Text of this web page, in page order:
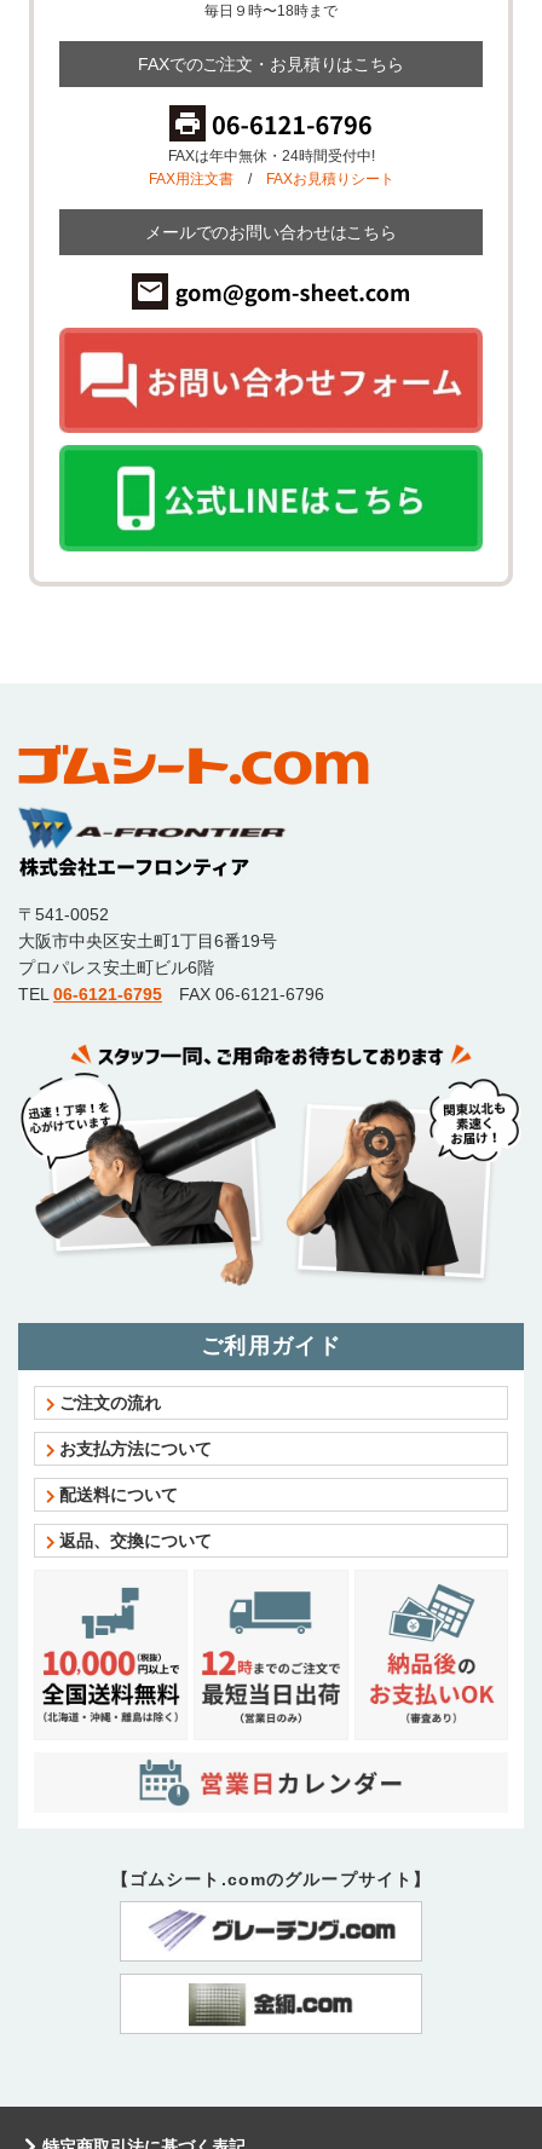
毎日９時〜18時まで
FAXでのご注文・お見積りはこちら
FAXは年中無休・24時間受付中!
FAX用注文書/ FAXお見積りシート
メールでのお問い合わせはこちら
〒541-0052
大阪市中央区安土町1丁目6番19号
プロパレス安土町ビル6階
TEL 06-6121-6795 FAX 06-6121-6796
ご利用ガイド
ご注文の流れ
お支払方法について
配送料について
返品、交換について
【ゴムシート.comのグループサイト】